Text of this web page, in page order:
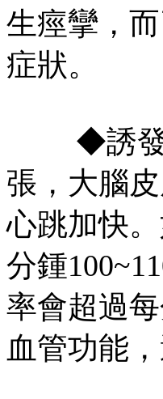
生痙攣，
症狀。
◆誘發冠
張，大腦
心跳加快
分鍾
率會超過
血管功能